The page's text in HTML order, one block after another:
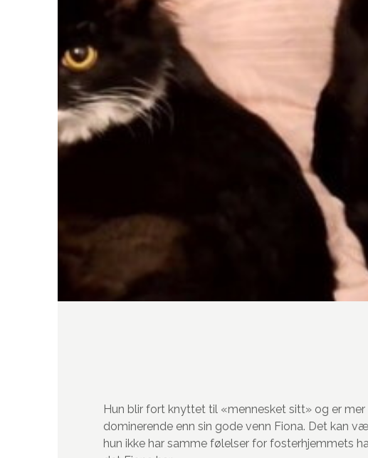
Hun blir fort knyttet til «mennesket sitt» og er mer
dominerende enn sin gode venn Fiona. Det kan
hun ikke har samme følelser for fosterhjemmets